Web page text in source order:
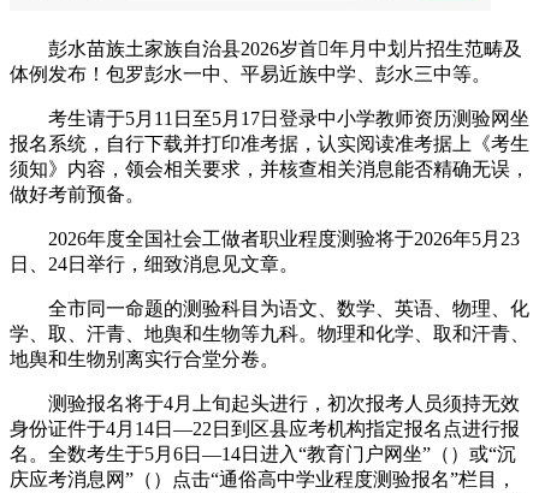
彭水苗族土家族自治县2026岁首年月中划片招生范畴及
体例发布！包罗彭水一中、平易近族中学、彭水三中等。
考生请于5月11日至5月17日登录中小学教师资历测验网坐
报名系统，自行下载并打印准考据，认实阅读准考据上《考生
须知》内容，领会相关要求，并核查相关消息能否精确无误，
做好考前预备。
2026年度全国社会工做者职业程度测验将于2026年5月23
日、24日举行，细致消息见文章。
全市同一命题的测验科目为语文、数学、英语、物理、化
学、取、汗青、地舆和生物等九科。物理和化学、取和汗青、
地舆和生物别离实行合堂分卷。
测验报名将于4月上旬起头进行，初次报考人员须持无效
身份证件于4月14日—22日到区县应考机构指定报名点进行报
名。全数考生于5月6日—14日进入“教育门户网坐”（）或“沉
庆应考消息网”（）点击“通俗高中学业程度测验报名”栏目，